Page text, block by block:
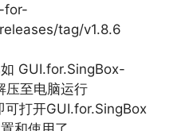
for-
tag/v1.8.6
GUI.for.SingBox-
至电脑运行
可打开GUI.for.SingBox